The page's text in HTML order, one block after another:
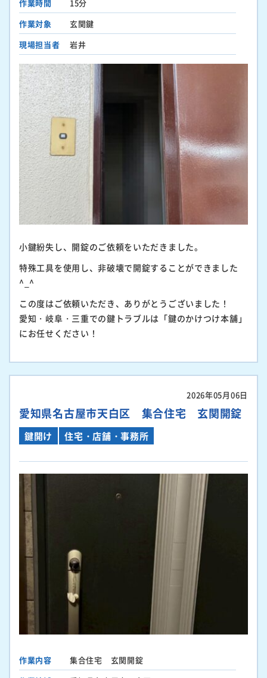
作業時間
15分
作業対象
玄関鍵
現場担当者
岩井
小鍵紛失し、開錠のご依頼をいただきました。
特殊工具を使用し、非破壊で開錠することができました
^_^
この度はご依頼いただき、ありがとうございました！
愛知・岐阜・三重での鍵トラブルは「鍵のかけつけ本舗」
にお任せください！
2026年05月06日
愛知県名古屋市天白区 集合住宅 玄関開錠
鍵開け 住宅・店舗・事務所
作業内容
集合住宅 玄関開錠